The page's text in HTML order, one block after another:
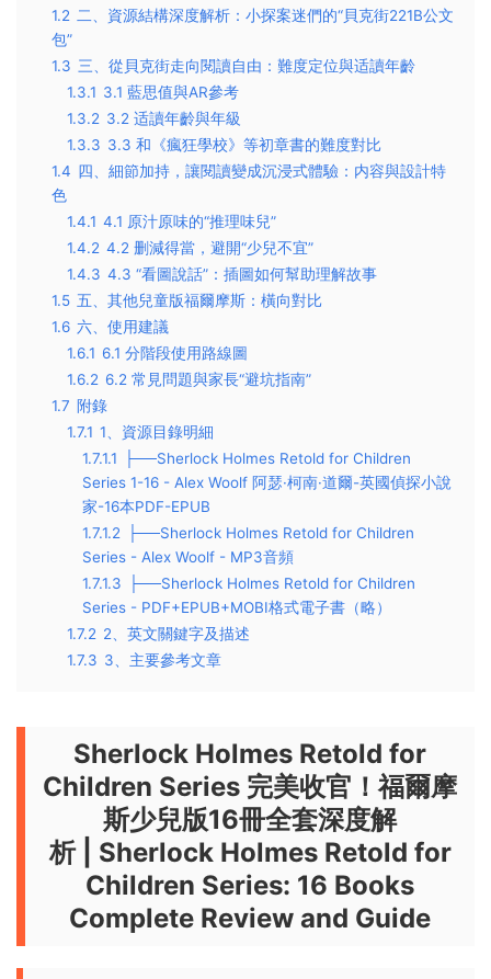
1.2 二、資源結構深度解析：小探案迷們的“貝克街221B公文
包”
1.3 三、從貝克街走向閱讀自由：難度定位與适讀年齡
1.3.1 3.1 藍思值與AR參考
1.3.2 3.2 适讀年齡與年級
1.3.3 3.3 和《瘋狂學校》等初章書的難度對比
1.4 四、細節加持，讓閱讀變成沉浸式體驗：内容與設計特
色
1.4.1 4.1 原汁原味的“推理味兒”
1.4.2 4.2 删減得當，避開“少兒不宜”
1.4.3 4.3 “看圖說話”：插圖如何幫助理解故事
1.5 五、其他兒童版福爾摩斯：橫向對比
1.6 六、使用建議
1.6.1 6.1 分階段使用路線圖
1.6.2 6.2 常見問題與家長“避坑指南”
1.7 附錄
1.7.1 1、資源目錄明細
1.7.1.1
├──Sherlock Holmes Retold for Children
Series 1-16 - Alex Woolf 阿瑟·柯南·道爾-英國偵探小說
家-16本PDF-EPUB
1.7.1.2
├──Sherlock Holmes Retold for Children
Series - Alex Woolf - MP3音頻
1.7.1.3
├──Sherlock Holmes Retold for Children
Series - PDF+EPUB+MOBI格式電子書（略）
1.7.2 2、英文關鍵字及描述
1.7.3 3、主要參考文章
Sherlock Holmes Retold for
Children Series 完美收官！福爾摩
斯少兒版16冊全套深度解
析| Sherlock Holmes Retold for
Children Series: 16 Books
Complete Review and Guide